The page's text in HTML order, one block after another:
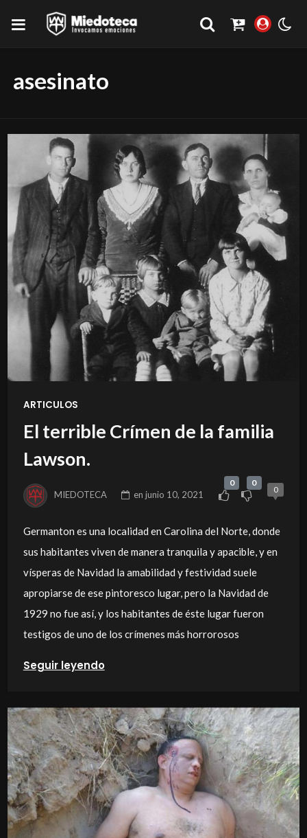
asesinato
ARTICULOS
El terrible Crímen de la familia
Lawson.
MIEDOTECA enjunio 10, 2021
0 0
0
Germanton es una localidad en Carolina del Norte, donde
sus habitantes viven de manera tranquila y apacible, y en
vísperas de Navidad la amabilidad y festividad suele
apropiarse de ese pintoresco lugar, pero la Navidad de
1929 no fue así, y los habitantes de éste lugar fueron
testigos de uno de los crímenes más horrorosos
Seguir leyendo